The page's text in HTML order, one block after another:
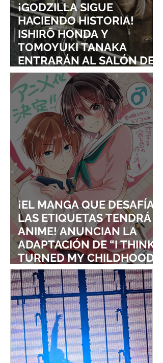
¡GODZILLA SIGUE
HACIENDO HISTORIA!
ISHIRŌ HONDA Y
TOMOYUKI TANAKA
ENTRARÁN AL SALÓN DE
LA FAMA DE LOS EFECTOS
VISUALES
¡EL MANGA QUE DESAFÍA
LAS ETIQUETAS TENDRÁ
ANIME! ANUNCIAN LA
ADAPTACIÓN DE “I THINK I
TURNED MY CHILDHOOD
FRIEND INTO A GIRL”